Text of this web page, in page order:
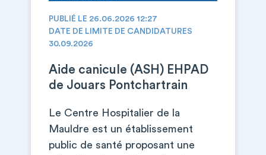
PUBLIÉ LE 26.06.2026 12:27
DATE DE LIMITE DE CANDIDATURES
30.09.2026
Aide canicule (ASH) EHPAD
de Jouars Pontchartrain
Le Centre Hospitalier de la
Mauldre est un établissement
public de santé proposant une